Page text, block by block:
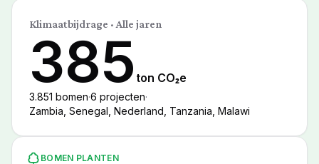
Klimaatbijdrage · Alle jaren
385 ton CO₂e
3.851 bomen·6 projecten·
Zambia, Senegal, Nederland, Tanzania, Malawi
BOMEN PLANTEN